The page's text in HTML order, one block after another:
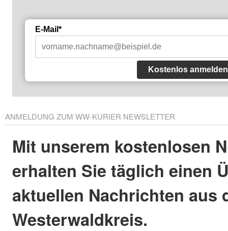
E-Mail*
Kostenlos anmelden
ANMELDUNG ZUM WW-KURIER NEWSLETTER
Mit unserem kostenlosen
erhalten Sie täglich einen
aktuellen Nachrichten aus
Westerwaldkreis.